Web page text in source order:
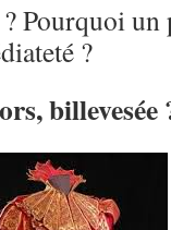
Pourquoi
?
billevesée